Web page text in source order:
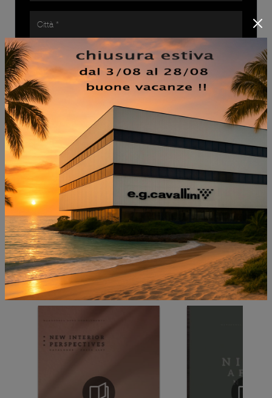
Ho preso visione dellaPrivacy Policy
INVIA
SFOGLIA I NOSTRI CATALOGHI